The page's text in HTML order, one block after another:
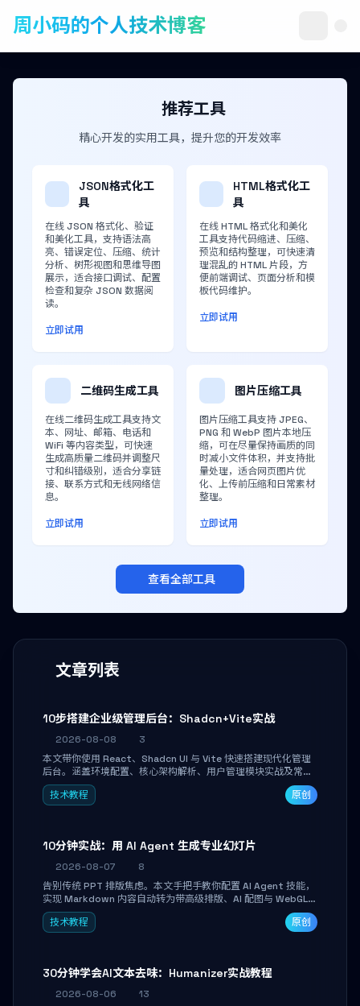
周小码的个人技术博客
文章列表
10步搭建企业级管理后台：Shadcn+Vite实战
2026-08-08
3
本文带你使用 React、Shadcn UI 与 Vite 快速搭建现代化管理
后台。涵盖环境配置、核心架构解析、用户管理模块实战及常见
踩坑指南。学完即可独立完成仪表盘搭建、组件拼装与主题定
制，满足企业级开发需求。
技术教程 原创
10分钟实战：用 AI Agent 生成专业幻灯片
2026-08-07
8
告别传统 PPT 排版焦虑。本文手把手教你配置 AI Agent 技能，
实现 Markdown 内容自动转为带高级排版、AI 配图与 WebGL
运行时的 HTML 幻灯片。只需专注内容，10 分钟即可产出可投
屏的专业级演示文稿。
技术教程 原创
30分钟学会AI文本去味：Humanizer实战教程
2026-08-06
13
推荐工具
精心开发的实用工具，提升您的开发效率
JSON格式化工
具
在线 JSON 格式化、验证
和美化工具，支持语法高
亮、错误定位、压缩、统计
分析、树形视图和思维导图
展示，适合接口调试、配置
检查和复杂 JSON 数据阅
读。
立即试用
HTML格式化工
具
在线 HTML 格式化和美化
工具支持代码缩进、压缩、
预览和结构整理，可快速清
理混乱的 HTML 片段，方
便前端调试、页面分析和模
板代码维护。
立即试用
二维码生成工具
在线二维码生成工具支持文
本、网址、邮箱、电话和
WiFi 等内容类型，可快速
生成高质量二维码并调整尺
寸和纠错级别，适合分享链
接、联系方式和无线网络信
息。
立即试用
图片压缩工具
图片压缩工具支持 JPEG、
PNG 和 WebP 图片本地压
缩，可在尽量保持画质的同
时减小文件体积，并支持批
量处理，适合网页图片优
化、上传前压缩和日常素材
整理。
立即试用
查看全部工具